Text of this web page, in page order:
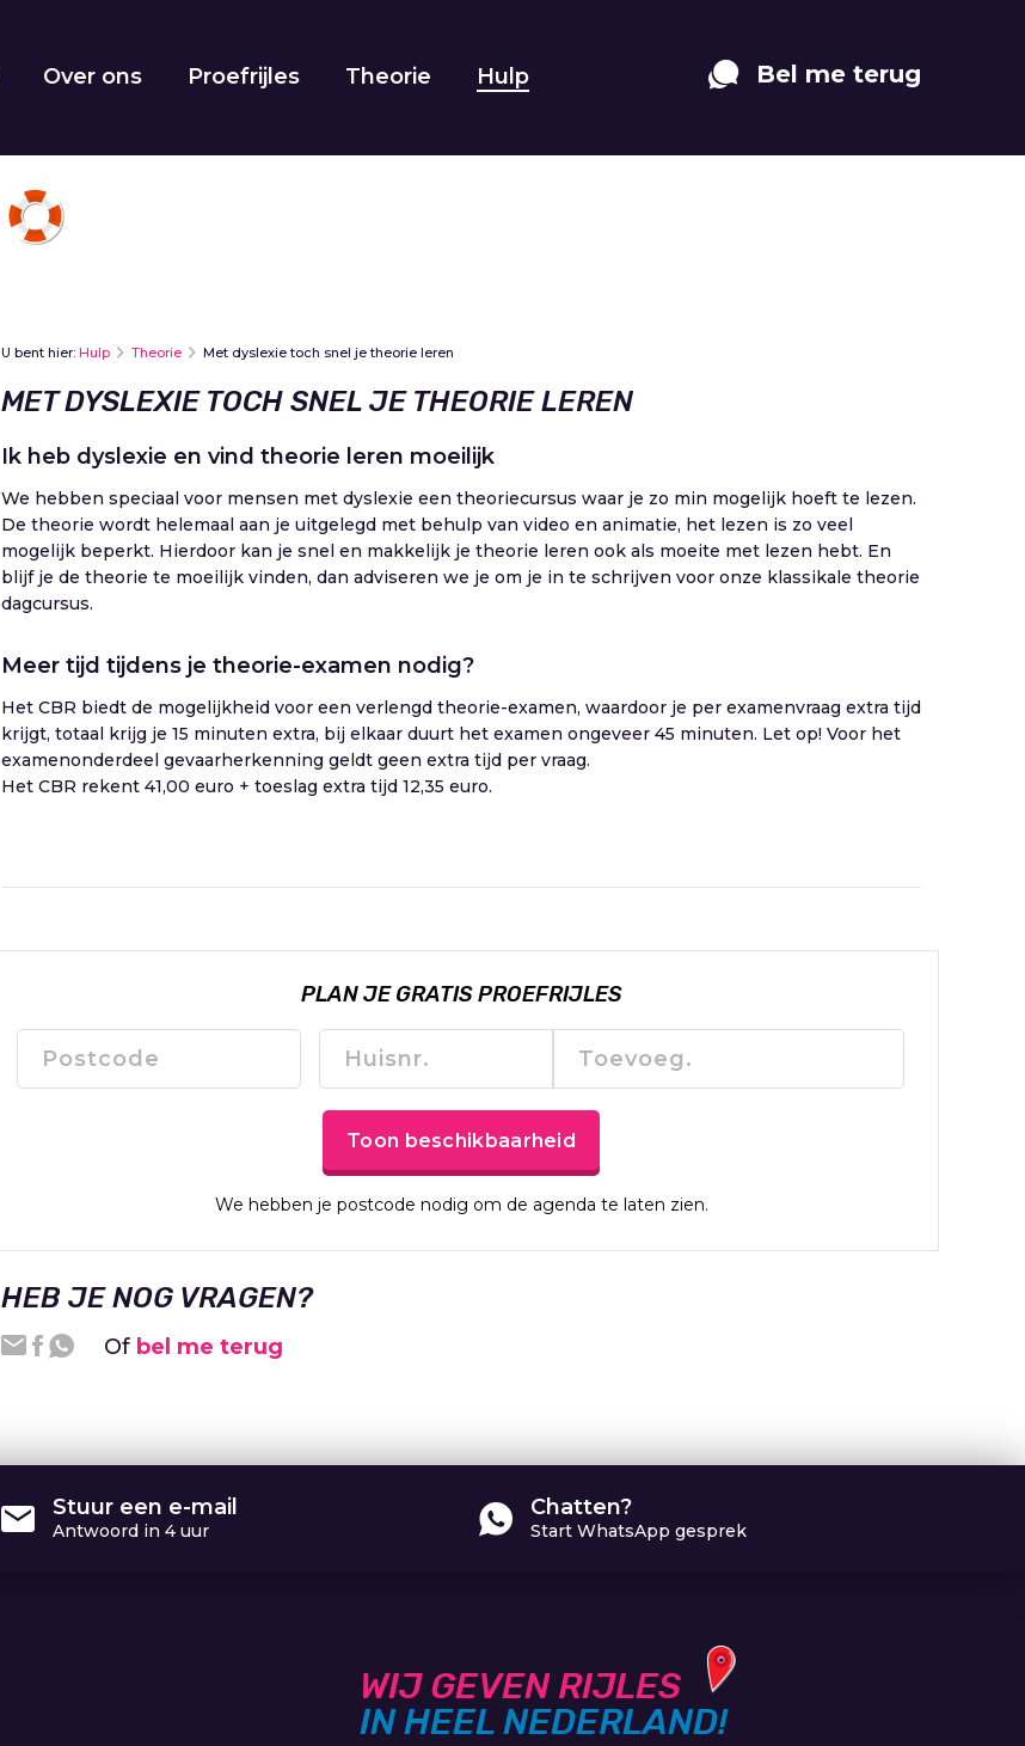
Over ons Proefrijles Theorie Hulp Bel me terug
U bent hier: Hulp Theorie Met dyslexie toch snel je theorie leren
MET DYSLEXIE TOCH SNEL JE THEORIE LEREN
Ik heb dyslexie en vind theorie leren moeilijk
We hebben speciaal voor mensen met dyslexie een theoriecursus waar je zo min mogelijk hoeft te lezen.
De theorie wordt helemaal aan je uitgelegd met behulp van video en animatie, het lezen is zo veel
mogelijk beperkt. Hierdoor kan je snel en makkelijk je theorie leren ook als moeite met lezen hebt. En
blijf je de theorie te moeilijk vinden, dan adviseren we je om je in te schrijven voor onze klassikale theorie
dagcursus.
Meer tijd tijdens je theorie-examen nodig?
Het CBR biedt de mogelijkheid voor een verlengd theorie-examen, waardoor je per examenvraag extra tijd
krijgt, totaal krijg je 15 minuten extra, bij elkaar duurt het examen ongeveer 45 minuten. Let op! Voor het
examenonderdeel gevaarherkenning geldt geen extra tijd per vraag.
Het CBR rekent 41,00 euro + toeslag extra tijd 12,35 euro.
PLAN JE GRATIS PROEFRIJLES
Toon beschikbaarheid
We hebben je postcode nodig om de agenda te laten zien.
HEB JE NOG VRAGEN?
Of bel me terug
Stuur een e-mail
Antwoord in 4 uur
Chatten?
Start WhatsApp gesprek
WIJ GEVEN RIJLES
IN HEEL NEDERLAND!